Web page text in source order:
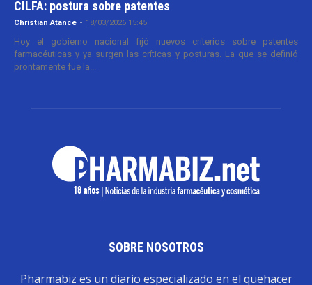
CILFA: postura sobre patentes
Christian Atance - 18/03/2026 15:45
Hoy el gobierno nacional fijó nuevos criterios sobre patentes
farmacéuticas y ya surgen las críticas y posturas. La que se definió
prontamente fue la...
SOBRE NOSOTROS
Pharmabiz es un diario especializado en el quehacer